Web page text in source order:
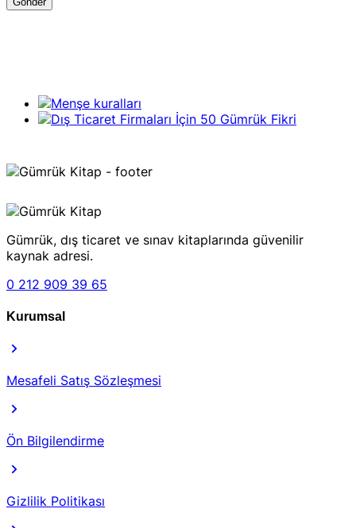
Gümrük, dış ticaret ve sınav kitaplarında güvenilir
kaynak adresi.
0 212 909 39 65
Kurumsal
Mesafeli Satış Sözleşmesi
Ön Bilgilendirme
Gizlilik Politikası